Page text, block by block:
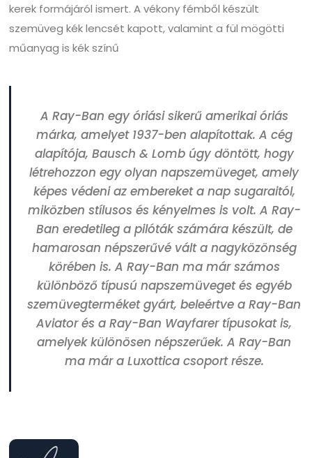
kerek formájáról ismert. A vékony fémből készült
szemüveg kék lencsét kapott, valamint a fül mögötti
műanyag is kék színű
A Ray-Ban egy óriási sikerű amerikai óriás
márka, amelyet 1937-ben alapítottak. A cég
alapítója, Bausch & Lomb úgy döntött, hogy
létrehozzon egy olyan napszemüveget, amely
képes védeni az embereket a nap sugaraitól,
miközben stílusos és kényelmes is volt. A Ray-
Ban eredetileg a pilóták számára készült, de
hamarosan népszerűvé vált a nagyközönség
körében is. A Ray-Ban ma már számos
különböző típusú napszemüveget és egyéb
szemüvegterméket gyárt, beleértve a Ray-Ban
Aviator és a Ray-Ban Wayfarer típusokat is,
amelyek különösen népszerűek. A Ray-Ban
ma már a Luxottica csoport része.